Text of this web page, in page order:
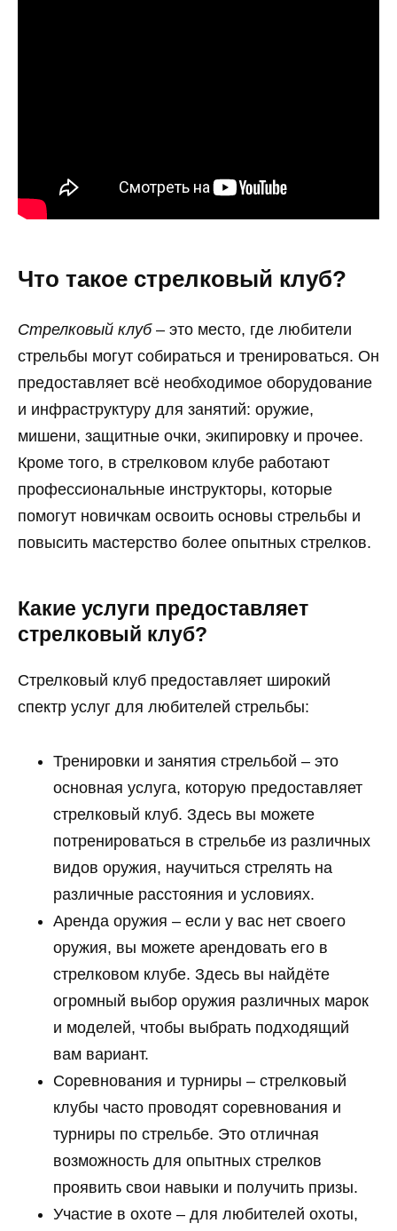
Что такое стрелковый клуб?
Стрелковый клуб– это место, где любители
стрельбы могут собираться и тренироваться. Он
предоставляет всё необходимое оборудование
и инфраструктуру для занятий: оружие,
мишени, защитные очки, экипировку и прочее.
Кроме того, в стрелковом клубе работают
профессиональные инструкторы, которые
помогут новичкам освоить основы стрельбы и
повысить мастерство более опытных стрелков.
Какие услуги предоставляет
стрелковый клуб?
Стрелковый клуб предоставляет широкий
спектр услуг для любителей стрельбы:
Тренировки и занятия стрельбой – это
основная услуга, которую предоставляет
стрелковый клуб. Здесь вы можете
потренироваться в стрельбе из различных
видов оружия, научиться стрелять на
различные расстояния и условиях.
Аренда оружия – если у вас нет своего
оружия, вы можете арендовать его в
стрелковом клубе. Здесь вы найдёте
огромный выбор оружия различных марок
и моделей, чтобы выбрать подходящий
вам вариант.
Соревнования и турниры – стрелковый
клубы часто проводят соревнования и
турниры по стрельбе. Это отличная
возможность для опытных стрелков
проявить свои навыки и получить призы.
Участие в охоте – для любителей охоты,